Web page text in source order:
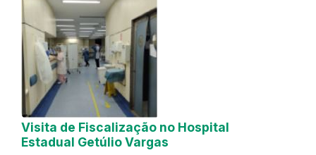
Visita de Fiscalização no Hospital
Estadual Getúlio Vargas